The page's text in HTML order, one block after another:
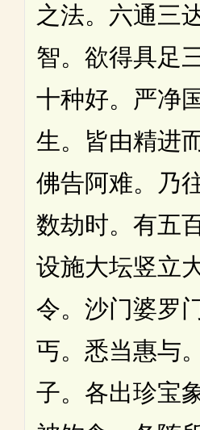
之法。六通三
智。欲得具足
十种好。严净
生。皆由精进
佛告阿难。乃
数劫时。有五
设施大坛竖立
令。沙门婆罗
丐。悉当惠与
子。各出珍宝